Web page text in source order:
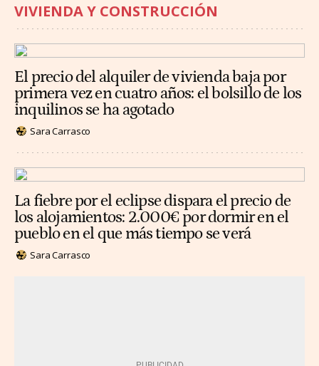
VIVIENDA Y CONSTRUCCIÓN
El precio del alquiler de vivienda baja por
primera vez en cuatro años: el bolsillo de los
inquilinos se ha agotado
Sara Carrasco
La fiebre por el eclipse dispara el precio de
los alojamientos: 2.000€ por dormir en el
pueblo en el que más tiempo se verá
Sara Carrasco